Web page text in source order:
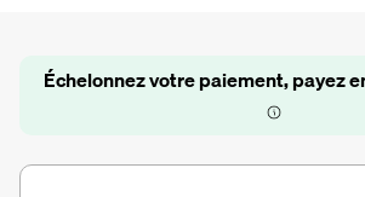
Échelonnez votre paiement, payez